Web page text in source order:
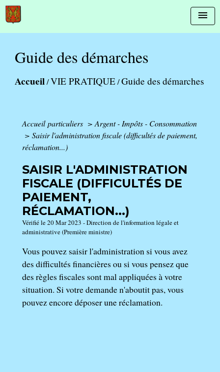
menu
Guide des démarches
Accueil/VIE PRATIQUE/Guide des démarches
Accueil particuliers > Argent - Impôts - Consommation
> Saisir l'administration fiscale (difficultés de paiement,
réclamation...)
SAISIR L'ADMINISTRATION
FISCALE (DIFFICULTÉS DE
PAIEMENT,
RÉCLAMATION...)
Vérifié le 20 Mar 2023 - Direction de l'information légale et
administrative (Première ministre)
Vous pouvez saisir l'administration si vous avez
des difficultés financières ou si vous pensez que
des règles fiscales sont mal appliquées à votre
situation. Si votre demande n'aboutit pas, vous
pouvez encore déposer une réclamation.